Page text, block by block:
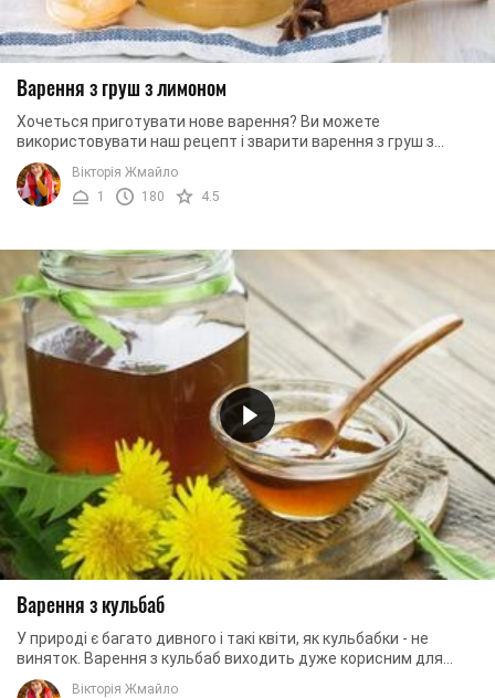
Варення з груш з лимоном
Хочеться приготувати нове варення? Ви можете
використовувати наш рецепт і зварити варення з груш з
лимоном. Оригінальне варення приємно здивує і ...
Вікторія Жмайло
1
180 4.5
Варення з кульбаб
У природі є багато дивного і такі квіти, як кульбабки - не
виняток. Варення з кульбаб виходить дуже корисним для
оздоровлення організму. Квіти ...
Вікторія Жмайло